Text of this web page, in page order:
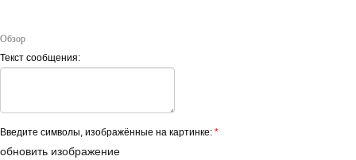
Обзор
Текст сообщения:
Введите символы, изображённые на картинке: *
обновить изображение